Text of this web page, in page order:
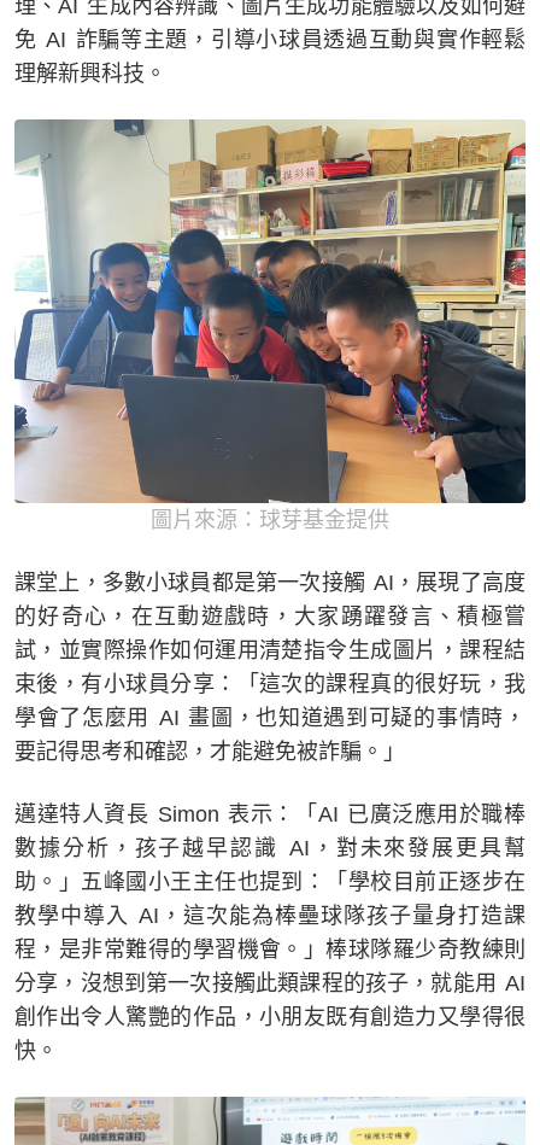
理、AI 生成內容辨識、圖片生成功能體驗以及如何避
免 AI 詐騙等主題，引導小球員透過互動與實作輕鬆
理解新興科技。
圖片來源：球芽基金提供
課堂上，多數小球員都是第一次接觸 AI，展現了高度
的好奇心，在互動遊戲時，大家踴躍發言、積極嘗
試，並實際操作如何運用清楚指令生成圖片，課程結
束後，有小球員分享：「這次的課程真的很好玩，我
學會了怎麼用 AI 畫圖，也知道遇到可疑的事情時，
要記得思考和確認，才能避免被詐騙。」
邁達特人資長 Simon 表示：「AI 已廣泛應用於職棒
數據分析，孩子越早認識 AI，對未來發展更具幫
助。」五峰國小王主任也提到：「學校目前正逐步在
教學中導入 AI，這次能為棒壘球隊孩子量身打造課
程，是非常難得的學習機會。」棒球隊羅少奇教練則
分享，沒想到第一次接觸此類課程的孩子，就能用 AI
創作出令人驚艷的作品，小朋友既有創造力又學得很
快。